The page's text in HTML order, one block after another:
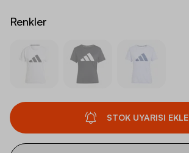
Renkler
STOK UYARISI EKLE